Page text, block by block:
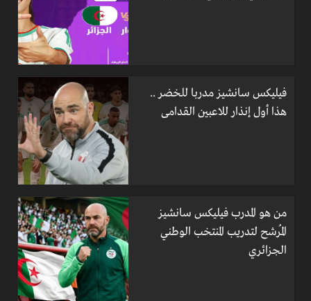
فيليكس سانشيز مدربا للخضر ..
هذا أول إنذار للاعبين القدامى
من هو المدرب فيليكس سانشيز
المُرشح لتدريب المنتخب الوطني
الجزائري